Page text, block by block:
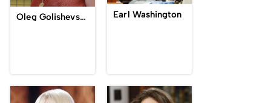
Oleg Golishevsky Earl Washington